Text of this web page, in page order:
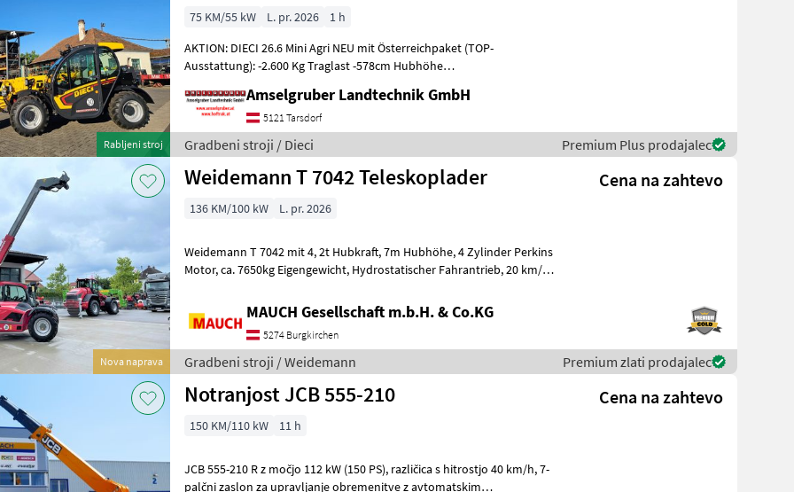
Rabljeni stroj
75 KM/55 kW L. pr. 2026
1 h
AKTION: DIECI 26.6 Mini Agri NEU mit Österreichpaket (TOP-
Ausstattung): -2.600 Kg Traglast -578cm Hubhöhe
Amselgruber Landtechnik GmbH
5121 Tarsdorf
Gradbeni stroji / Dieci Premium Plus prodajalec
Nova naprava
Weidemann T 7042 Teleskoplader Cena na zahtevo
136 KM/100 kW L. pr. 2026
Weidemann T 7042 mit 4, 2t Hubkraft, 7m Hubhöhe, 4 Zylinder Perkins
Motor, ca. 7650kg Eigengewicht, Hydrostatischer Fahrantrieb, 20 km/h
MAUCH Gesellschaft m.b.H. & Co.KG
5274 Burgkirchen
Gradbeni stroji / Weidemann Premium zlati prodajalec
Notranjost JCB 555-210 Cena na zahtevo
150 KM/110 kW 11 h
JCB 555-210 R z močjo 112 kW (150 PS), različica s hitrostjo 40 km/h, 7-
palčni zaslon za upravljanje obremenitve z avtomatskim